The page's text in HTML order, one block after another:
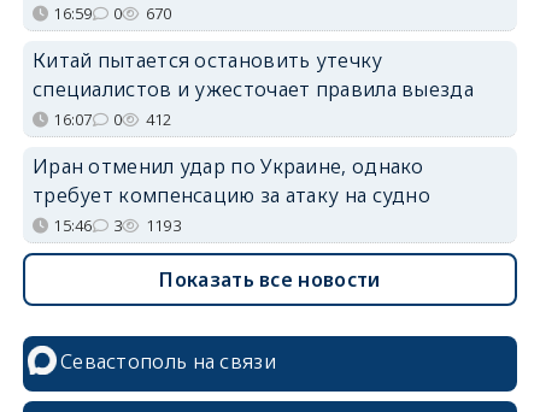
16:59 0 670
Китай пытается остановить утечку
специалистов и ужесточает правила выезда
16:07 0 412
Иран отменил удар по Украине, однако
требует компенсацию за атаку на судно
15:46 3 1193
Показать все новости
Севастополь на связи